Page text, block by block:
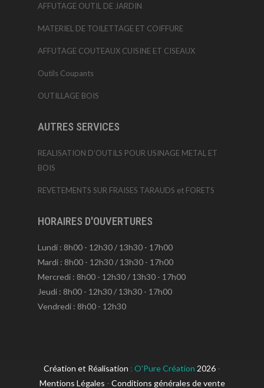
AFFUTAGE OUTIL DE JARDIN
MATERIEL DE TOILETTAGE ET COIFFURE
AFFUTAGE COUTEAUX CUISINE ET CISEAUX
Outils Coupants
OUTILLAGE BOIS
AUTRES SERVICES
REALISATION D’OUTILS POUR USINAGE METAL ET
BOIS
REVETEMENTS SUR FRAISES TARAUDS et FORETS
HORAIRES D'OUVERTURES
Lundi : 8h00 - 12h30 / 13h30 - 17h00
Mardi : 8h00 - 12h30 / 13h30 - 17h00
Mercredi : 8h00 - 12h30 / 13h30 - 17h00
Jeudi : 8h00 - 12h30 / 13h30 - 17h00
Vendredi : 8h00 - 12h30
Création et Réalisation : O'Pure Création 2026 -
Mentions Légales - Conditions générales de vente